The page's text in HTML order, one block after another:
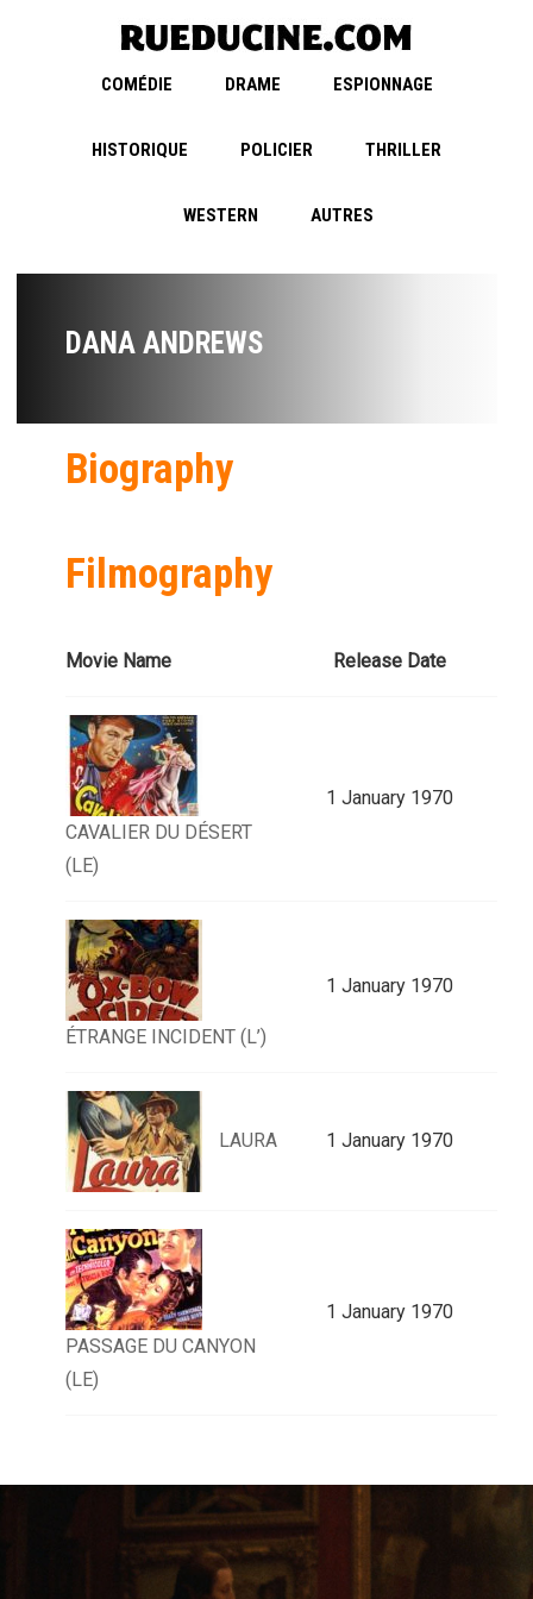
COMÉDIE DRAME ESPIONNAGE
HISTORIQUE POLICIER THRILLER
WESTERN AUTRES
DANA ANDREWS
Biography
Filmography
Movie Name Release Date
CAVALIER DU DÉSERT
(LE)
1 January 1970
ÉTRANGE INCIDENT (L’)
1 January 1970
LAURA 1 January 1970
PASSAGE DU CANYON
(LE)
1 January 1970